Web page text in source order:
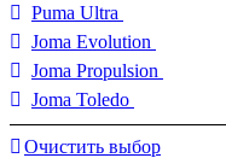
Puma Ultra
Joma Evolution
Joma Propulsion
Joma Toledo
Очистить выбор